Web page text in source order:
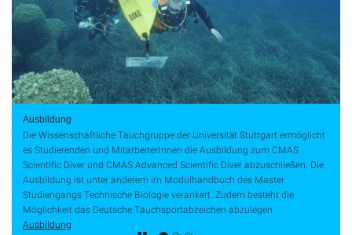
Ausbildung
Die Wissenschaftliche Tauchgruppe der Universität Stuttgart ermöglicht
es Studierenden und MitarbeiterInnen die Ausbildung zum CMAS
Scientific Diver und CMAS Advanced Scientific Diver abzuschließen. Die
Ausbildung ist unter anderem im Modulhandbuch des Master
Studiengangs Technische Biologie verankert. Zudem besteht die
Möglichkeit das Deutsche Tauchsportabzeichen abzulegen.
Ausbildung